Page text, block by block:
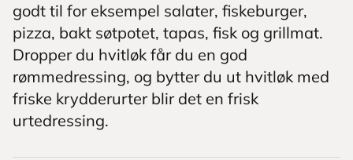
godt til for eksempel salater, fiskeburger,
pizza, bakt søtpotet, tapas, fisk og grillmat.
Dropper du hvitløk får du en god
rømmedressing, og bytter du ut hvitløk med
friske krydderurter blir det en frisk
urtedressing.